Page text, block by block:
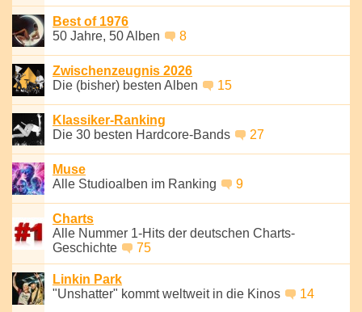
Best of 1976
50 Jahre, 50 Alben
8
Zwischenzeugnis 2026
Die (bisher) besten Alben
15
Klassiker-Ranking
Die 30 besten Hardcore-Bands
27
Muse
Alle Studioalben im Ranking
9
Charts
Alle Nummer 1-Hits der deutschen Charts-
Geschichte
75
Linkin Park
"Unshatter" kommt weltweit in die Kinos
14